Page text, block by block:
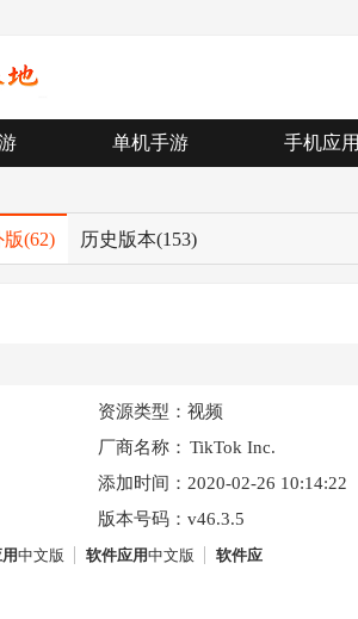
单机手游 手机应用
版(62) 历史版本(153)
资源类型：视频
厂商名称： TikTok Inc.
添加时间：2020-02-26 10:14:22
版本号码：v46.3.5
中文版 软件应用中文版 软件应